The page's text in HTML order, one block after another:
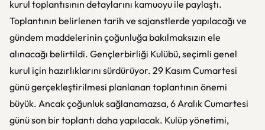
kurul toplantısının detaylarını kamuoyu ile paylaştı.
Toplantının belirlenen tarih ve sajanstlerde yapılacağı ve
gündem maddelerinin çoğunluğa bakılmaksızın ele
alınacağı belirtildi. Gençlerbirliği Kulübü, seçimli genel
kurul için hazırlıklarını sürdürüyor. 29 Kasım Cumartesi
günü gerçekleştirilmesi planlanan toplantının önemi
büyük. Ancak çoğunluk sağlanamazsa, 6 Aralık Cumartesi
günü son bir toplantı daha yapılacak. Kulüp yönetimi,